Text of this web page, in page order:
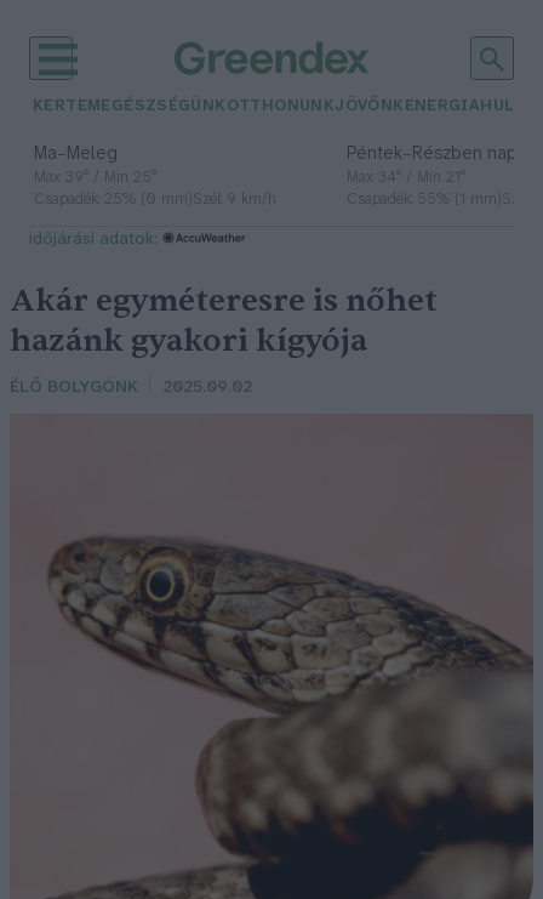
KERTEM EGÉSZSÉGÜNK OTTHONUNKJÖVŐNK ENERGIA
Ma– Meleg
Max 39° / Min 25°
Csapadék: 25% (0 mm)Szél: 9 km/h
Péntek– Részben
Max 34° / Min 21°
Csapadék: 55% (1 mm)Szél:
időjárási adatok:
Akár egyméteresre is nőhet
hazánk gyakori kígyója
ÉLŐ BOLYGÓNK 2025.09.02